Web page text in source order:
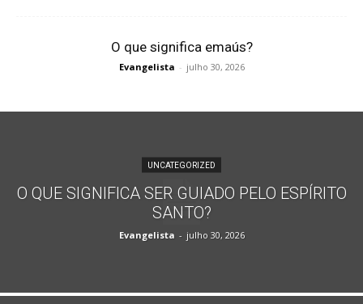
O que significa emaús?
Evangelista - julho 30, 2026
UNCATEGORIZED
O QUE SIGNIFICA SER GUIADO PELO ESPÍRITO
SANTO?
Evangelista - julho 30, 2026